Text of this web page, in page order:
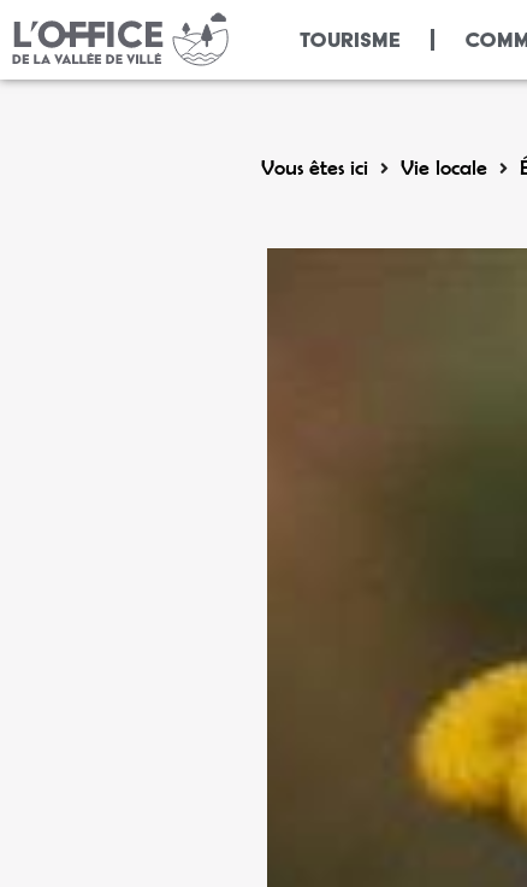
TOURISME
Vous êtes ici Vie locale
Panneau de gestion des cookies